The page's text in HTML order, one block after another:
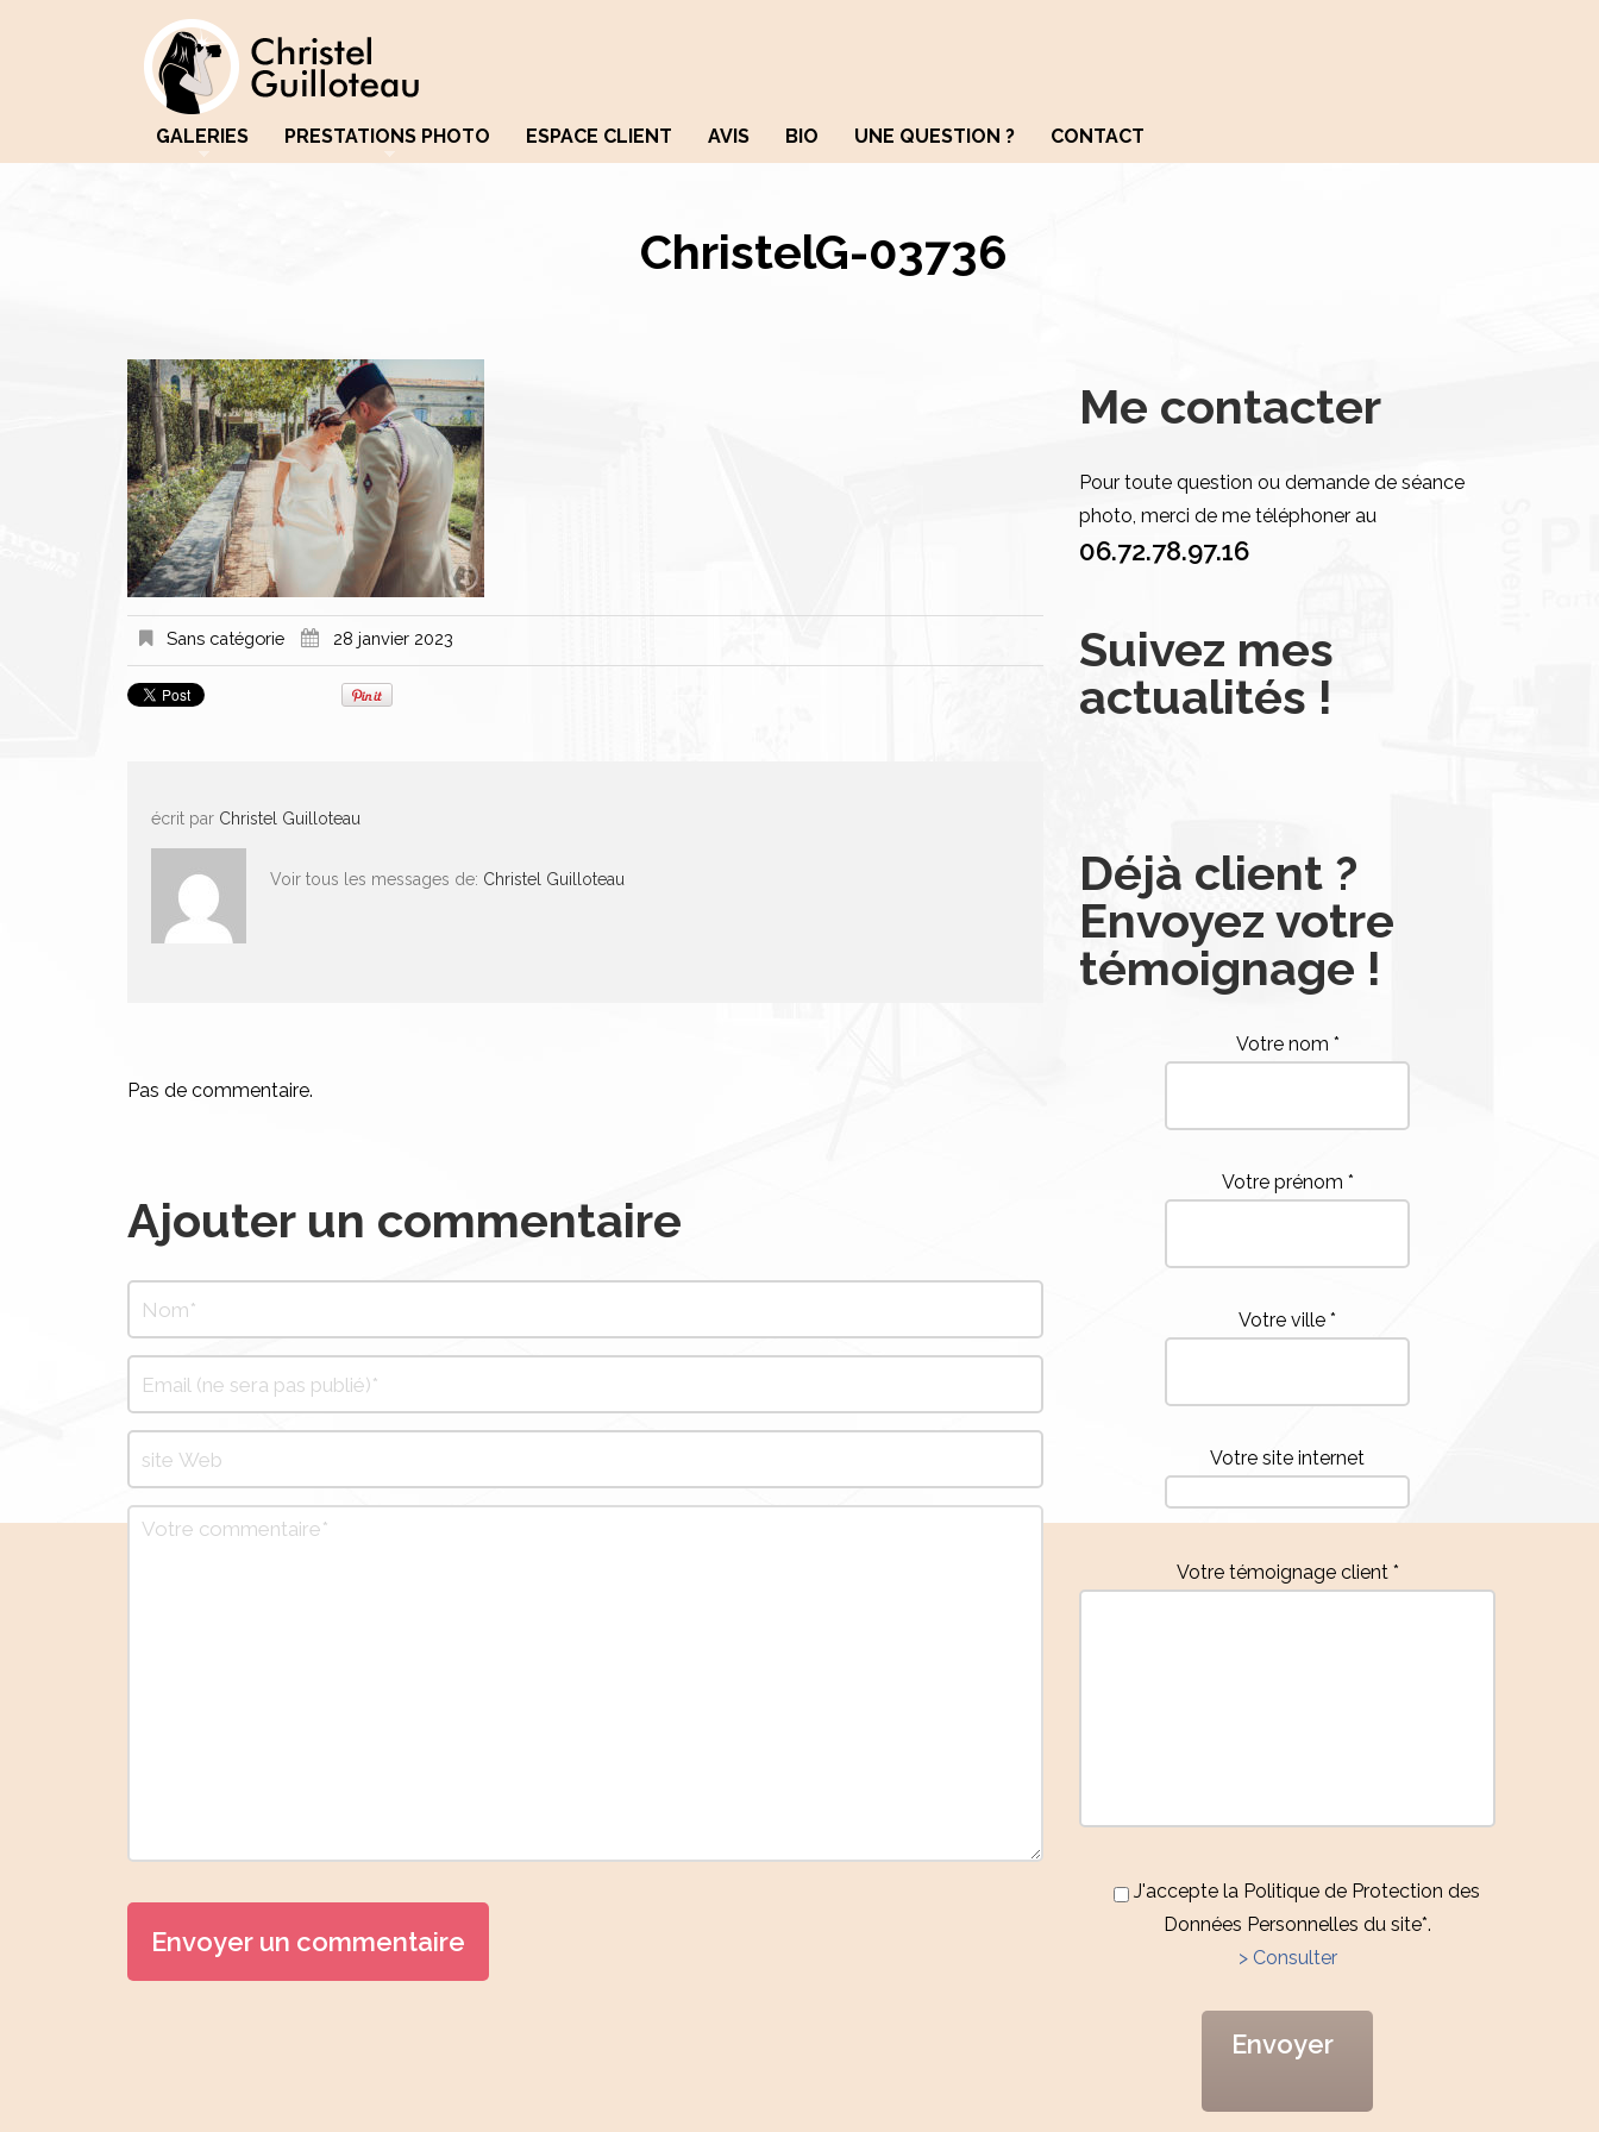
GALERIES PRESTATIONS PHOTO ESPACE CLIENT AVIS BIO UNE QUESTION ? CONTACT
ChristelG-03736
Sans catégorie 28 janvier 2023
écrit par Christel Guilloteau
Voir tous les messages de: Christel Guilloteau
Pas de commentaire.
Ajouter un commentaire
Me contacter
Pour toute question ou demande de séance
photo, merci de me téléphoner au
06.72.78.97.16
Suivez mes
actualités !
Déjà client ?
Envoyez votre
témoignage !
Votre nom *
Votre prénom *
Votre ville *
Votre site internet
Votre témoignage client *
J'accepte la Politique de Protection des
Données Personnelles du site*.
> Consulter